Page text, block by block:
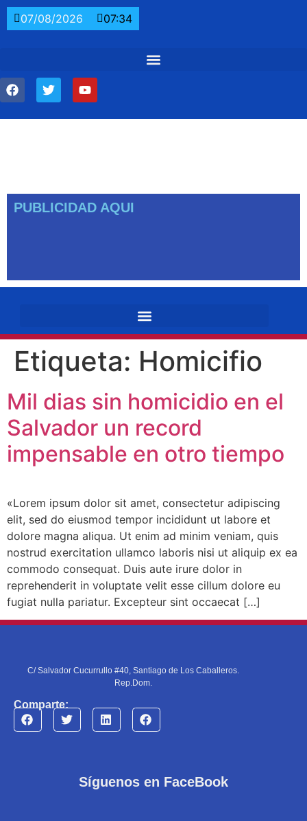
07/08/2026 07:34
PUBLICIDAD AQUI
Etiqueta: Homicifio
Mil dias sin homicidio en el
Salvador un record
impensable en otro tiempo
«Lorem ipsum dolor sit amet, consectetur adipiscing
elit, sed do eiusmod tempor incididunt ut labore et
dolore magna aliqua. Ut enim ad minim veniam, quis
nostrud exercitation ullamco laboris nisi ut aliquip ex ea
commodo consequat. Duis aute irure dolor in
reprehenderit in voluptate velit esse cillum dolore eu
fugiat nulla pariatur. Excepteur sint occaecat […]
C/ Salvador Cucurrullo #40, Santiago de Los Caballeros.
Rep.Dom.
Comparte:
Síguenos en FaceBook